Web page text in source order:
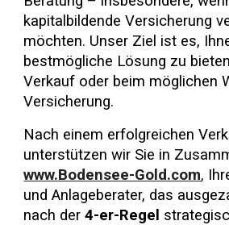
kapitalbildende Versicherung
möchten. Unser Ziel ist es,
bestmögliche Lösung zu
Verkauf oder beim möglichen
Versicherung.
Nach einem erfolgreichen
unterstützen wir Sie in
www.Bodensee-Gold.com,
und Anlageberater, das
nach der4-er-Regel